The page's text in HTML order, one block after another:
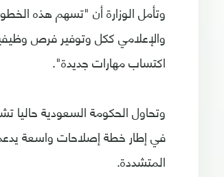
وتأمل الوزارة أن "تسهم هذه
والإعلامي ككل وتوفير فرص
اكتساب مهارات جديدة".
وتحاول الحكومة السعودية حاليا
في إطار خطة إصلاحات واسعة
المتشددة.